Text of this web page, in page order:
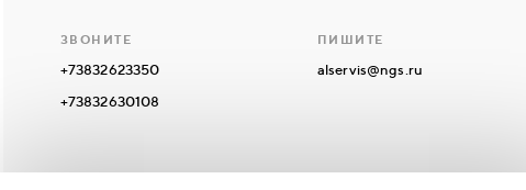
ЗВОНИТЕ
+73832623350
+73832630108
ПИШИТЕ
alservis@ngs.ru